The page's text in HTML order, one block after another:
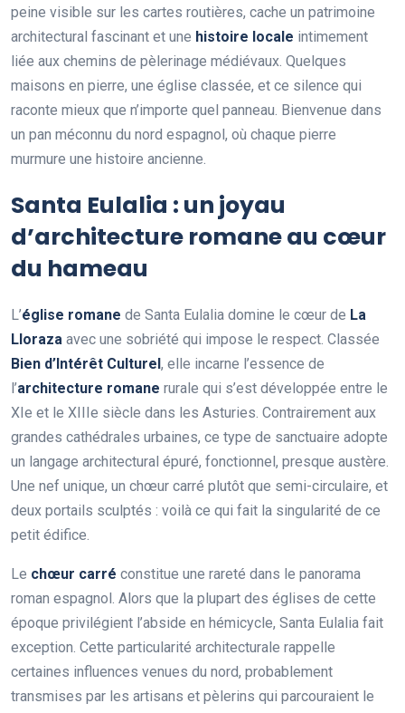
peine visible sur les cartes routières, cache un patrimoine
architectural fascinant et une histoire locale intimement
liée aux chemins de pèlerinage médiévaux. Quelques
maisons en pierre, une église classée, et ce silence qui
raconte mieux que n’importe quel panneau. Bienvenue dans
un pan méconnu du nord espagnol, où chaque pierre
murmure une histoire ancienne.
Santa Eulalia : un joyau
d’architecture romane au cœur
du hameau
L’église romane de Santa Eulalia domine le cœur de La
Lloraza avec une sobriété qui impose le respect. Classée
Bien d’Intérêt Culturel, elle incarne l’essence de
l’architecture romane rurale qui s’est développée entre le
XIe et le XIIIe siècle dans les Asturies. Contrairement aux
grandes cathédrales urbaines, ce type de sanctuaire adopte
un langage architectural épuré, fonctionnel, presque austère.
Une nef unique, un chœur carré plutôt que semi-circulaire, et
deux portails sculptés : voilà ce qui fait la singularité de ce
petit édifice.
Le chœur carré constitue une rareté dans le panorama
roman espagnol. Alors que la plupart des églises de cette
époque privilégient l’abside en hémicycle, Santa Eulalia fait
exception. Cette particularité architecturale rappelle
certaines influences venues du nord, probablement
transmises par les artisans et pèlerins qui parcouraient le